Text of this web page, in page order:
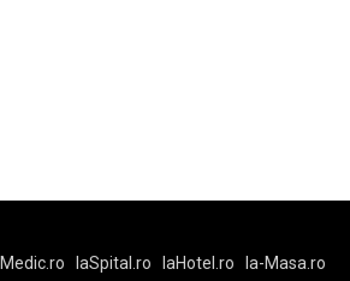
laSpital.ro laHotel.ro
la-Masa.ro